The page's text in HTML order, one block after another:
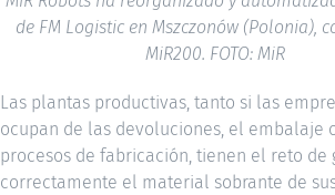
de FM Logistic en Mszczonów (Polonia),
MiR200. FOTO: MiR
Las plantas productivas, tanto si las
ocupan de las devoluciones, el embalaje
procesos de fabricación, tienen el reto de
correctamente el material sobrante de